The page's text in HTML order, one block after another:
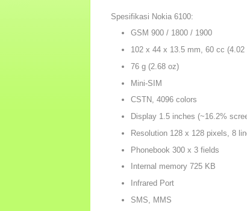
Spesifikasi Nokia 6100:
GSM 900 / 1800 / 1900
102 x 44 x 13.5 mm, 60 cc
76 g (2.68 oz)
Mini-SIM
CSTN, 4096 colors
Display 1.5 inches (~16.2%
Resolution 128 x 128 pixels, 8
Phonebook 300 x 3 fields
Internal memory 725 KB
Infrared Port
SMS, MMS